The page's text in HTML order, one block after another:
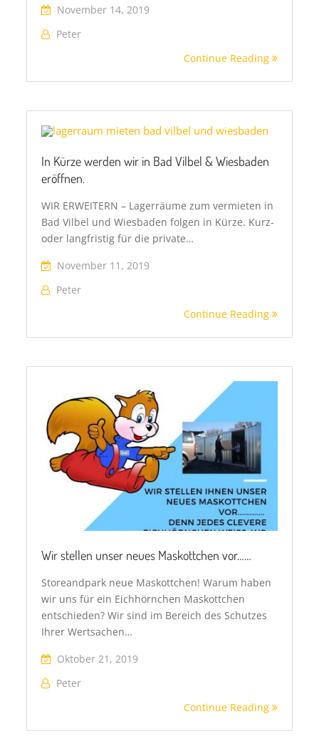
November 14, 2019
Peter
Continue Reading
In Kürze werden wir in Bad Vilbel & Wiesbaden
eröffnen.
WIR ERWEITERN – Lagerräume zum vermieten in
Bad Vilbel und Wiesbaden folgen in Kürze. Kurz-
oder langfristig für die private…
November 11, 2019
Peter
Continue Reading
Wir stellen unser neues Maskottchen vor……
Storeandpark neue Maskottchen! Warum haben
wir uns für ein Eichhörnchen Maskottchen
entschieden? Wir sind im Bereich des Schutzes
Ihrer Wertsachen…
Oktober 21, 2019
Peter
Continue Reading